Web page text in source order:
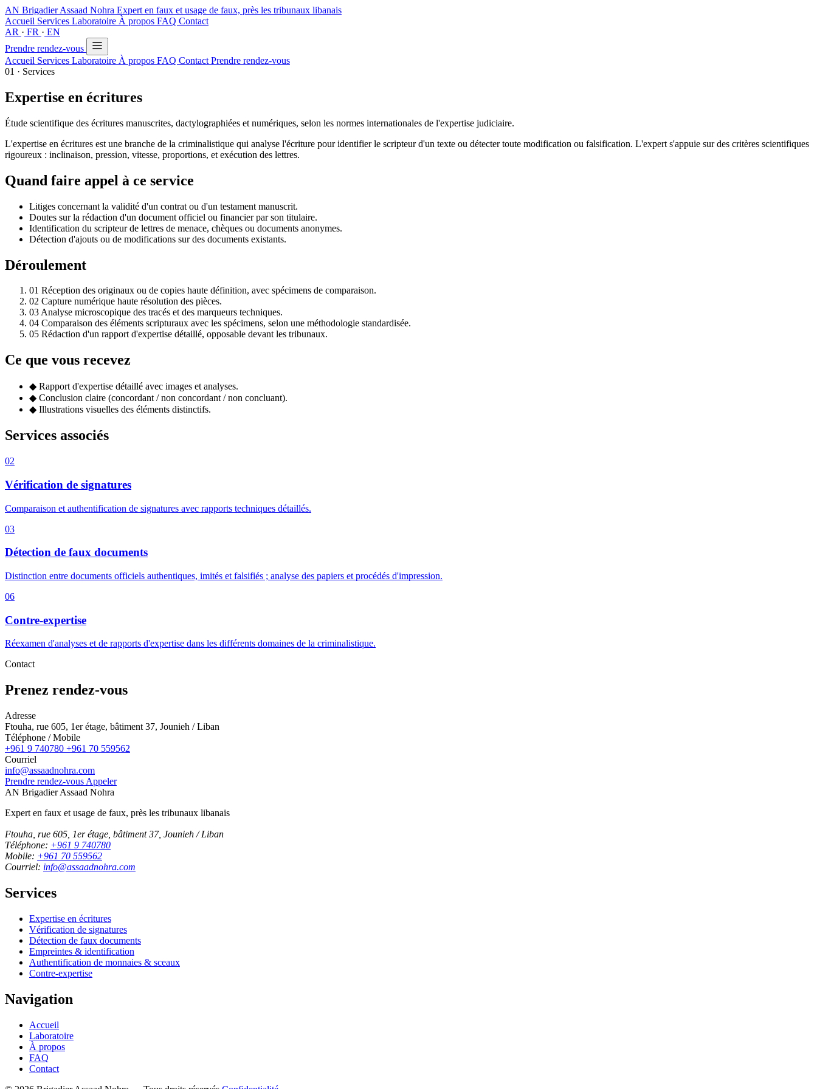
AN Brigadier Assaad Nohra Expert en faux et usage de faux, près les tribunaux libanais
Accueil Services Laboratoire À propos FAQ Contact
AR · FR · EN
Prendre rendez-vous
Accueil Services Laboratoire À propos FAQ Contact Prendre rendez-vous
01 · Services
Expertise en écritures
Étude scientifique des écritures manuscrites, dactylographiées et numériques, selon les normes internationales de l'expertise judiciaire.
L'expertise en écritures est une branche de la criminalistique qui analyse l'écriture pour identifier le scripteur d'un texte ou détecter toute modification ou falsification. L'expert s'appuie sur des critères scientifiques
rigoureux : inclinaison, pression, vitesse, proportions, et exécution des lettres.
Quand faire appel à ce service
Litiges concernant la validité d'un contrat ou d'un testament manuscrit.
Doutes sur la rédaction d'un document officiel ou financier par son titulaire.
Identification du scripteur de lettres de menace, chèques ou documents anonymes.
Détection d'ajouts ou de modifications sur des documents existants.
Déroulement
01 Réception des originaux ou de copies haute définition, avec spécimens de comparaison.
02 Capture numérique haute résolution des pièces.
03Analyse microscopique des tracés et des marqueurs techniques.
04 Comparaison des éléments scripturaux avec les spécimens, selon une méthodologie standardisée.
05 Rédaction d'un rapport d'expertise détaillé, opposable devant les tribunaux.
Ce que vous recevez
◆ Rapport d'expertise détaillé avec images et analyses.
◆ Conclusion claire (concordant / non concordant / non concluant).
◆ Illustrations visuelles des éléments distinctifs.
Services associés
02
Vérification de signatures
Comparaison et authentification de signatures avec rapports techniques détaillés.
03
Détection de faux documents
Distinction entre documents officiels authentiques, imités et falsifiés ; analyse des papiers et procédés d'impression.
06
Contre-expertise
Réexamen d'analyses et de rapports d'expertise dans les différents domaines de la criminalistique.
Contact
Prenez rendez-vous
Adresse
Ftouha, rue 605, 1er étage, bâtiment 37, Jounieh / Liban
Téléphone / Mobile
+961 9 740780 +961 70 559562
Courriel
info@assaadnohra.com
Prendre rendez-vous Appeler
AN Brigadier Assaad Nohra
Expert en faux et usage de faux, près les tribunaux libanais
Ftouha, rue 605, 1er étage, bâtiment 37, Jounieh / Liban
Téléphone: +961 9 740780
Mobile: +961 70 559562
Courriel: info@assaadnohra.com
Services
Expertise en écritures
Vérification de signatures
Détection de faux documents
Empreintes & identification
Authentification de monnaies & sceaux
Contre-expertise
Navigation
Accueil
Laboratoire
À propos
FAQ
Contact